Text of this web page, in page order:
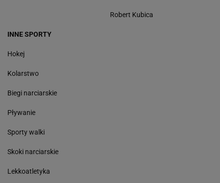
Robert Kubica
INNE SPORTY
Hokej
Kolarstwo
Biegi narciarskie
Pływanie
Sporty walki
Skoki narciarskie
Lekkoatletyka